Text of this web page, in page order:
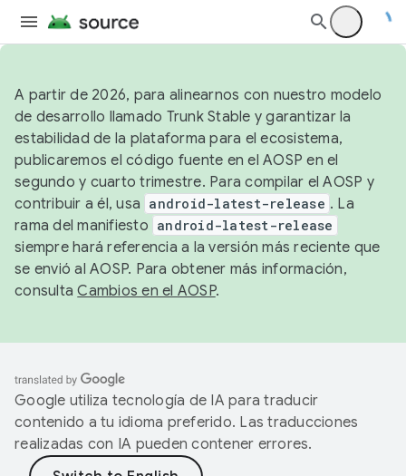
A partir de 2026, para alinearnos con nuestro modelo
de desarrollo llamado Trunk Stable y garantizar la
estabilidad de la plataforma para el ecosistema,
publicaremos el código fuente en el AOSP en el
segundo y cuarto trimestre. Para compilar el AOSP y
contribuir a él, usa android-latest-release . La
rama del manifiesto android-latest-release
siempre hará referencia a la versión más reciente que
se envió al AOSP. Para obtener más información,
consultaCambios en el AOSP.
Google utiliza tecnología de IA para traducir
contenido a tu idioma preferido. Las traducciones
realizadas con IA pueden contener errores.